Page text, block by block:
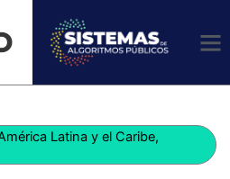
Latina y el Caribe,